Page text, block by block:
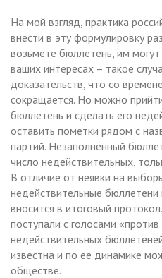
На мой взгляд, практика
внести в эту формулировку
возьмете бюллетень, им
ваших интересах – такое
доказательств, что со
сокращается. Но можно
бюллетень и сделать его
оставить пометки рядом с
партий. Незаполненный
число недействительных,
В отличие от неявки на
недействительные
вносится в итоговый
поступали с голосами
недействительных
известна и по ее динамике
обществе.